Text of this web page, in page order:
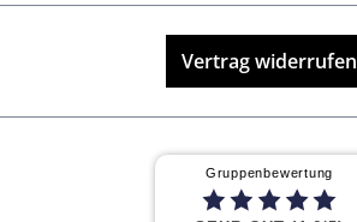
Vertrag widerrufen